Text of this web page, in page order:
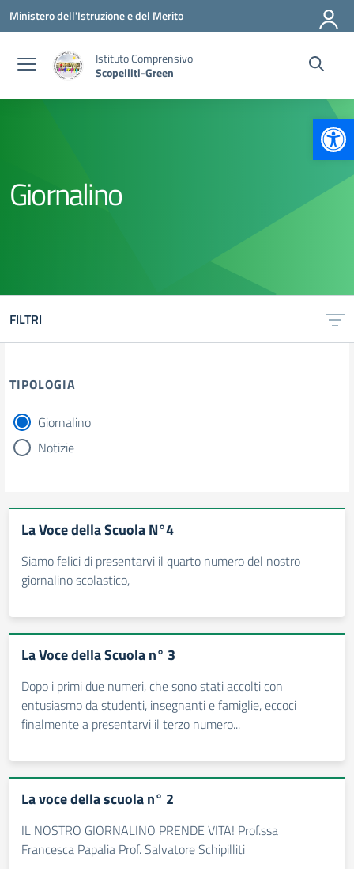
Vai ai contenuti
Vai al menu di navigazione
Vai al footer
Ministero dell'Istruzione e del Merito
Istituto Comprensivo
Scopelliti-Green
Giornalino
FILTRI
TIPOLOGIA
tipologia di articoli
Giornalino
Notizie
La Voce della Scuola N°4
Siamo felici di presentarvi il quarto numero del nostro
giornalino scolastico,
La Voce della Scuola n° 3
Dopo i primi due numeri, che sono stati accolti con
entusiasmo da studenti, insegnanti e famiglie, eccoci
finalmente a presentarvi il terzo numero...
La voce della scuola n° 2
IL NOSTRO GIORNALINO PRENDE VITA! Prof.ssa
Francesca Papalia Prof. Salvatore Schipilliti